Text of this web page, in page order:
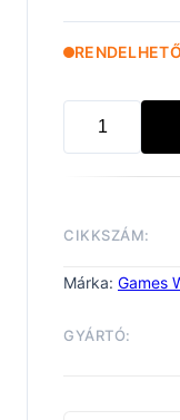
RENDELHETŐ
WARHAMMER
mennyiség
CIKKSZÁM:
Márka: Games
GYÁRTÓ: